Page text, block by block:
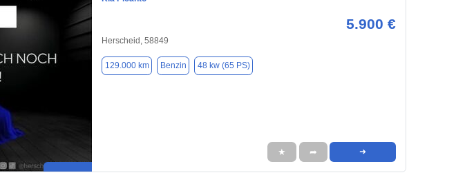
5.900 €
Herscheid, 58849
129.000 km Benzin 48 kw (65 PS)
★ ➦ ➜